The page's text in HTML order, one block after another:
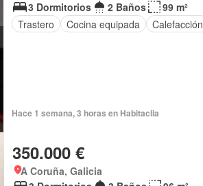
3 Dormitorios
2 Baños
99 m²
Trastero
Cocina equipada Calefacción
Hace 1 semana, 3 horas en Habitaclia
350.000 €
A Coruña, Galicia